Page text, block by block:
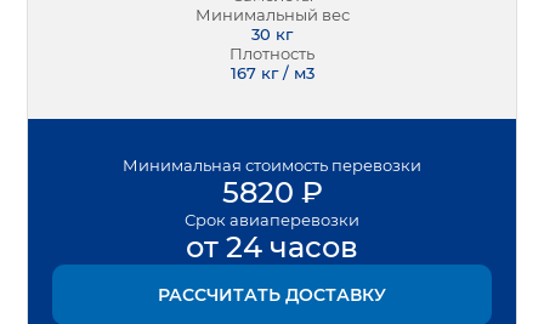
Минимальный вес
30 кг
Плотность
167 кг / м3
Минимальная стоимость перевозки
5820 ₽
Срок авиаперевозки
от 24 часов
РАССЧИТАТЬ ДОСТАВКУ